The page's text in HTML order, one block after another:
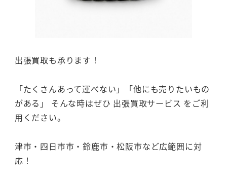
出張買取も承ります！
「たくさんあって運べない」「他にも売りたいもの
がある」 そんな時はぜひ 出張買取サービス をご利
用ください。
津市・四日市市・鈴鹿市・松阪市など広範囲に対
応！